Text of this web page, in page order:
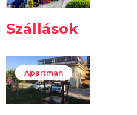
Szállások
Apartman